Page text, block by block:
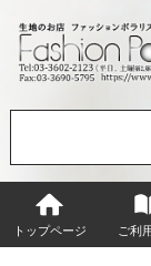
トップページ ご利